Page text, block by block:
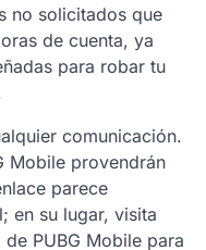
no solicitados que
de cuenta, ya
para robar tu
comunicación.
Mobile provendrán
parece
en su lugar, visita
PUBG Mobile para